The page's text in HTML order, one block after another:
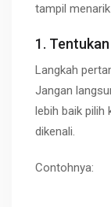
tampil
1.
Langkah
Jangan
lebih baik pilih
dikenali.
Contohnya: